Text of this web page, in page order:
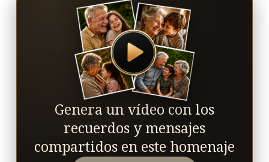
Genera un vídeo con los
recuerdos y mensajes
compartidos en este homenaje